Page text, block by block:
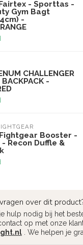
Fairtex - Sporttas -
Gym Bagt
-
CHALLENGER
BACKPACK -
Booster -
Recon Duffle &
over dit
hulp nodig bij het
op met onze
. We helpen je